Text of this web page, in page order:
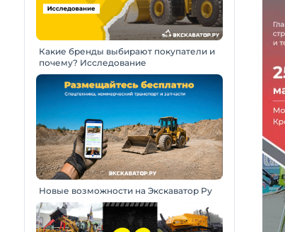
Какие бренды выбирают покупатели и
почему? Исследование
Новые возможности на Экскаватор Ру